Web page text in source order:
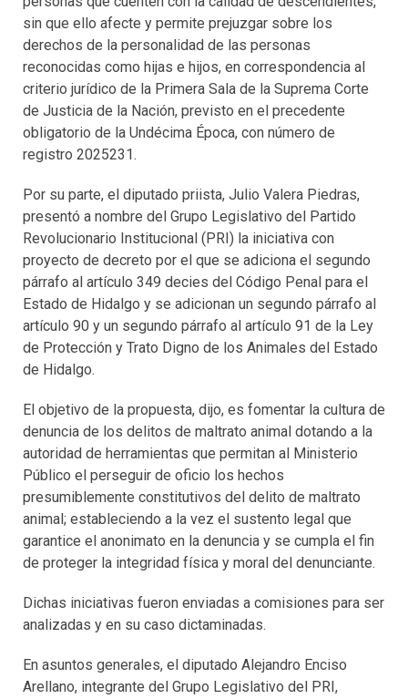
sin que ello afecte y permite prejuzgar sobre los
derechos de la personalidad de las personas
reconocidas como hijas e hijos, en correspondencia al
criterio jurídico de la Primera Sala de la Suprema Corte
de Justicia de la Nación, previsto en el precedente
obligatorio de la Undécima Época, con número de
registro 2025231.
Por su parte, el diputado priista, Julio Valera Piedras,
presentó a nombre del Grupo Legislativo del Partido
Revolucionario Institucional (PRI) la iniciativa con
proyecto de decreto por el que se adiciona el segundo
párrafo al artículo 349 decies del Código Penal para el
Estado de Hidalgo y se adicionan un segundo párrafo al
artículo 90 y un segundo párrafo al artículo 91 de la Ley
de Protección y Trato Digno de los Animales del Estado
de Hidalgo.
El objetivo de la propuesta, dijo, es fomentar la cultura de
denuncia de los delitos de maltrato animal dotando a la
autoridad de herramientas que permitan al Ministerio
Público el perseguir de oficio los hechos
presumiblemente constitutivos del delito de maltrato
animal; estableciendo a la vez el sustento legal que
garantice el anonimato en la denuncia y se cumpla el fin
de proteger la integridad física y moral del denunciante.
Dichas iniciativas fueron enviadas a comisiones para ser
analizadas y en su caso dictaminadas.
En asuntos generales, el diputado Alejandro Enciso
Arellano, integrante del Grupo Legislativo del PRI,